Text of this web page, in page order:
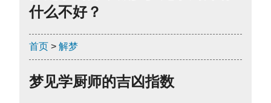
什么不好？
首页 > 解梦
梦见学厨师的吉凶指数